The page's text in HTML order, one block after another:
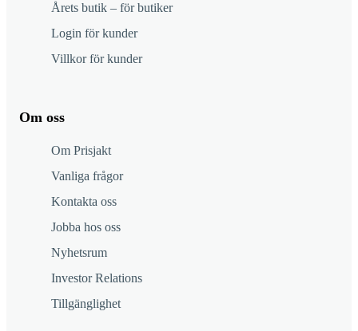
Årets butik – för butiker
Login för kunder
Villkor för kunder
Om oss
Om Prisjakt
Vanliga frågor
Kontakta oss
Jobba hos oss
Nyhetsrum
Investor Relations
Tillgänglighet